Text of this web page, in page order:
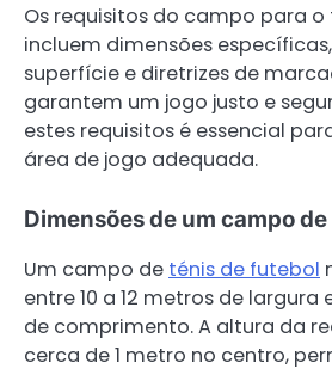
Os requisitos do campo para
incluem dimensões
superfície e diretrizes de
garantem um jogo justo e
estes requisitos é essencial
área de jogo adequada.
Dimensões de um campo
Um campo de ténis de futebol
entre 10 a 12 metros de largura
de comprimento. A altura da
cerca de 1 metro no centro,